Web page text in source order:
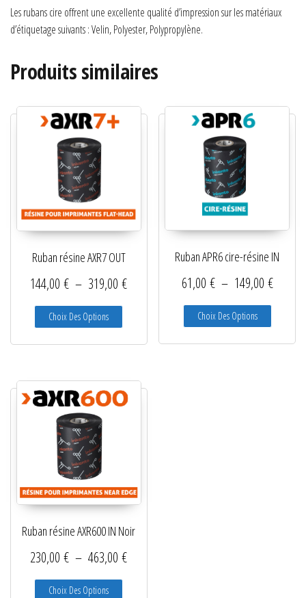
Les rubans cire offrent une excellente qualité d’impression sur les matériaux
d’étiquetage suivants : Velin, Polyester, Polypropylène.
Produits similaires
Ruban résine AXR7 OUT
144,00€ – 319,00€Plage de prix : 144,00 € à 319,00 €
Choix Des Options Ce produit a plusieurs variations. Les options
Ruban APR6 cire-résine IN
61,00 € – 149,00 €Plage
Choix Des Options Ce
Ruban résine AXR600 IN Noir
230,00€ – 463,00€Plage de prix : 230,00 € à 463,00 €
Choix Des Options